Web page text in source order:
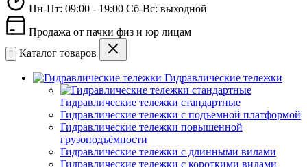
Пн-Пт: 09:00 - 19:00 Сб-Вс: выходной
Продажа от пачки физ и юр лицам
Каталог товаров
Гидравлические тележки
Гидравлические тележки стандартные
Гидравлические тележки с подъемной платформой
Гидравлические тележки повышенной
грузоподъёмности
Гидравлические тележки с длинными вилами
Гидравлические тележки с короткими вилами